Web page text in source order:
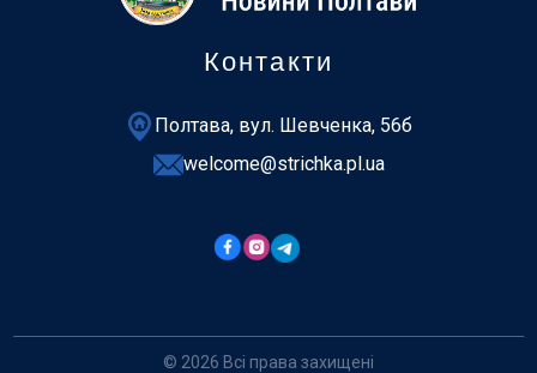
Контакти
Полтава, вул. Шевченка, 56б
welcome@strichka.pl.ua
© 2026 Всі права захищені